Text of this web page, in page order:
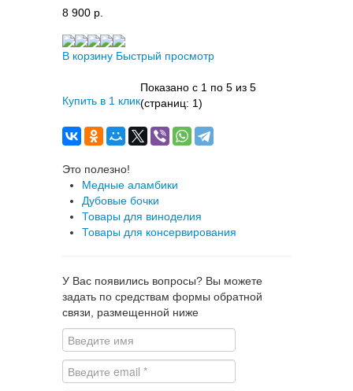
8 900 p.
В корзину Быстрый просмотр
Купить в 1 клик
Показано с 1 по 5 из 5
(страниц: 1)
Это полезно!
Медные аламбики
Дубовые бочки
Товары для виноделия
Товары для консервирования
У Вас появились вопросы? Вы можете
задать по средствам формы обратной
связи, размещенной ниже